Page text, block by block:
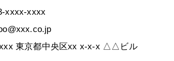
xxxx-xxxx
東京都中央区xx x-x-x △△ビル